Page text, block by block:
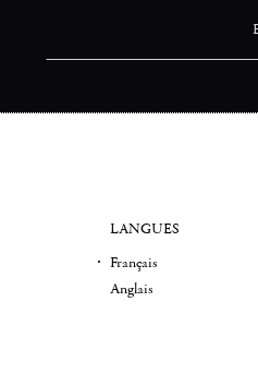
LANGUES
Français
Anglais